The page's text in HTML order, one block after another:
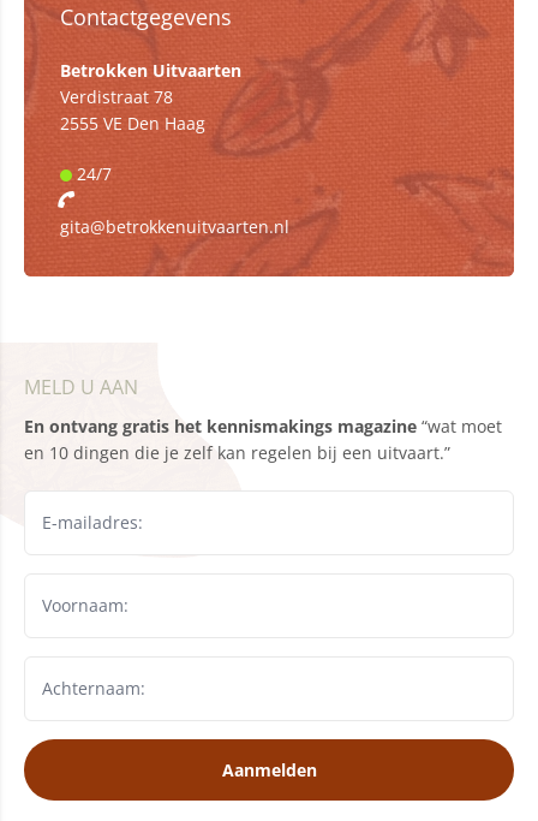
Contactgegevens
Betrokken Uitvaarten
Verdistraat 78
2555 VE Den Haag
24/7
gita@betrokkenuitvaarten.nl
MELD U AAN
En ontvang gratis het kennismakings magazine “wat moet
en 10 dingen die je zelf kan regelen bij een uitvaart.”
Aanmelden